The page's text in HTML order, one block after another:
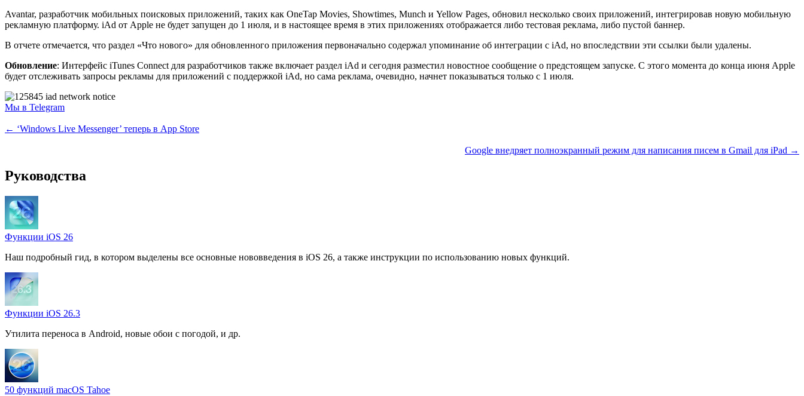
Avantar, разработчик мобильных поисковых приложений, таких как OneTap Movies, Showtimes, Munch и Yellow Pages, обновил несколько своих приложений, интегрировав новую мобильную
рекламную платформу. iAd от Apple не будет запущен до 1 июля, и в настоящее время в этих приложениях отображается либо тестовая реклама, либо пустой баннер.
В отчете отмечается, что раздел «Что нового» для обновленного приложения первоначально содержал упоминание об интеграции с iAd, но впоследствии эти ссылки были удалены.
Обновление: Интерфейс iTunes Connect для разработчиков также включает раздел iAd и сегодня разместил новостное сообщение о предстоящем запуске. С этого момента до конца июня Apple
будет отслеживать запросы рекламы для приложений с поддержкой iAd, но сама реклама, очевидно, начнет показываться только с 1 июля.
Мы в Telegram
← ‘Windows Live Messenger’ теперь в App Store
Google внедряет полноэкранный режим для написания писем в Gmail для iPad →
Руководства
Функции iOS 26
Наш подробный гид, в котором выделены все основные нововведения в iOS 26, а также инструкции по использованию новых функций.
Функции iOS 26.3
Утилита переноса в Android, новые обои с погодой, и др.
50 функций macOS Tahoe